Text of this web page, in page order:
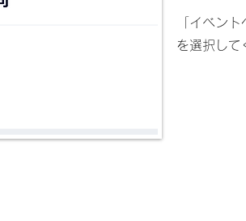
「イベン
を選択して